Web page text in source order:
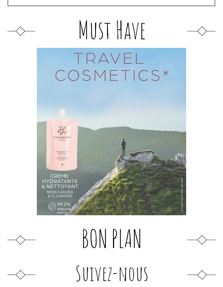
Must Have
BON PLAN
Suivez-nous